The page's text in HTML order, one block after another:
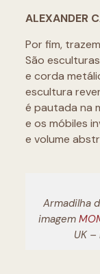
ALEXANDER
Por fim,
São
e corda
escultura
é pautada na
e os móbiles
e volume
Armadilha
imagem
UK